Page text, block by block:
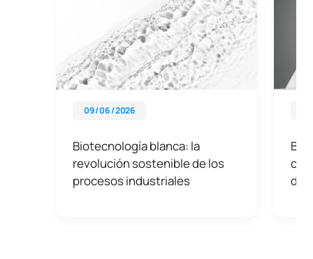
09 / 06 / 2026
Biotecnología blanca: la
revolución sostenible de los
procesos industriales